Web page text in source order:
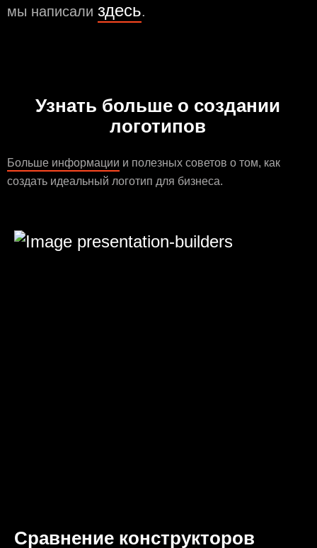
мы написали здесь.
Узнать больше о создании
логотипов
Больше информации и полезных советов о том, как
создать идеальный логотип для бизнеса.
Сравнение конструкторов